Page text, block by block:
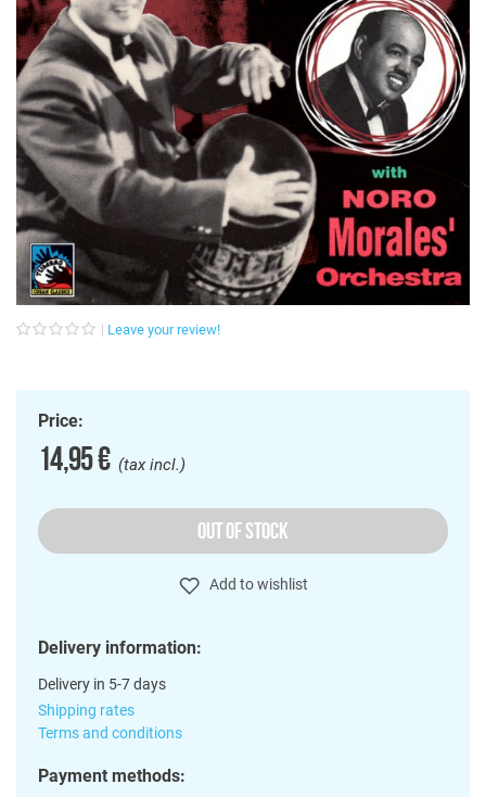
Leave your review!
Price:
14,95 €(tax incl.)
OUT OF STOCK
Add to wishlist
Delivery information:
Delivery in 5-7 days
Shipping rates
Terms and conditions
Payment methods: